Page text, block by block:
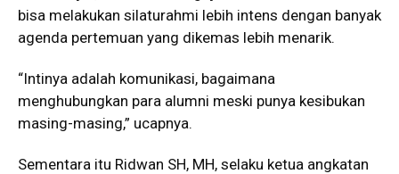
bisa melakukan silaturahmi lebih intens dengan banyak
agenda pertemuan yang dikemas lebih menarik.
“Intinya adalah komunikasi, bagaimana
menghubungkan para alumni meski punya kesibukan
masing-masing,” ucapnya.
Sementara itu Ridwan SH, MH, selaku ketua angkatan